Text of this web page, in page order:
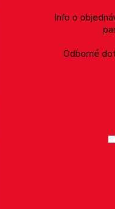
motor 749/751/752/
751/752/
Info o
Odborné